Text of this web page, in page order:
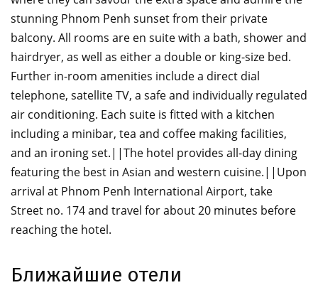
stunning Phnom Penh sunset from their private
balcony. All rooms are en suite with a bath, shower and
hairdryer, as well as either a double or king-size bed.
Further in-room amenities include a direct dial
telephone, satellite TV, a safe and individually regulated
air conditioning. Each suite is fitted with a kitchen
including a minibar, tea and coffee making facilities,
and an ironing set.||The hotel provides all-day dining
featuring the best in Asian and western cuisine.||Upon
arrival at Phnom Penh International Airport, take
Street no. 174 and travel for about 20 minutes before
reaching the hotel.
Ближайшие отели